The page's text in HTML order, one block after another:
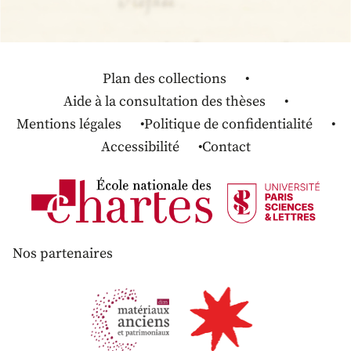
Plan des collections
Aide à la consultation des thèses
Mentions légales
Politique de confidentialité
Accessibilité
Contact
Nos partenaires